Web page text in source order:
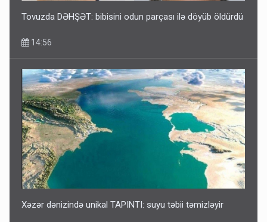
Tovuzda DƏHŞƏT: bibisini odun parçası ilə döyüb öldürdü
14:56
Xəzər dənizində unikal TAPINTI: suyu təbii təmizləyir